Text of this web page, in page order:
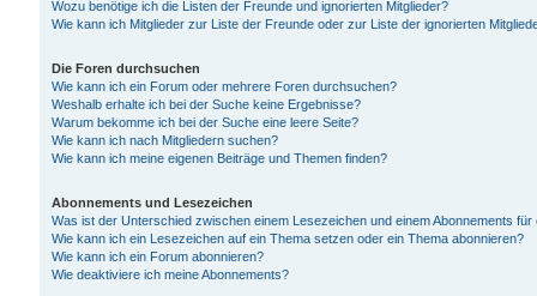
Wozu benötige ich die Listen der Freunde und ignorierten Mitglieder?
Wie kann ich Mitglieder zur Liste der Freunde oder zur Liste der ignorierten
Die Foren durchsuchen
Wie kann ich ein Forum oder mehrere Foren durchsuchen?
Weshalb erhalte ich bei der Suche keine Ergebnisse?
Warum bekomme ich bei der Suche eine leere Seite?
Wie kann ich nach Mitgliedern suchen?
Wie kann ich meine eigenen Beiträge und Themen finden?
Abonnements und Lesezeichen
Was ist der Unterschied zwischen einem Lesezeichen und einem Abonnements
Wie kann ich ein Lesezeichen auf ein Thema setzen oder ein Thema abonnieren?
Wie kann ich ein Forum abonnieren?
Wie deaktiviere ich meine Abonnements?